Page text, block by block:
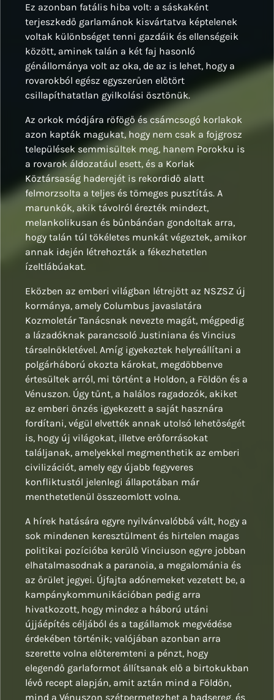
Ez azonban fatális hiba volt: a sáskaként
terjeszkedő garlamánok kisvártatva képtelenek
voltak különbséget tenni gazdáik és ellenségeik
között, aminek talán a két faj hasonló
génállománya volt az oka, de az is lehet, hogy a
rovarokból egész egyszerűen előtört
csillapíthatatlan gyilkolási ösztönük.
Az orkok módjára röfögő és csámcsogó korlakok
azon kapták magukat, hogy nem csak a fojgrosz
települések semmisültek meg, hanem Porokku is
a rovarok áldozatául esett, és a Korlak
Köztársaság haderejét is rekordidő alatt
felmorzsolta a teljes és tömeges pusztítás. A
marunkók, akik távolról érezték mindezt,
melankolikusan és bűnbánóan gondoltak arra,
hogy talán túl tökéletes munkát végeztek, amikor
annak idején létrehozták a fékezhetetlen
ízeltlábúakat.
Eközben az emberi világban létrejött az NSZSZ új
kormánya, amely Columbus javaslatára
Kozmoletár Tanácsnak nevezte magát, mégpedig
a lázadóknak parancsoló Justiniana és Vincius
társelnökletével. Amíg igyekeztek helyreállítani a
polgárháború okozta károkat, megdöbbenve
értesültek arról, mi történt a Holdon, a Földön és a
Vénuszon. Úgy tűnt, a halálos ragadozók, akiket
az emberi önzés igyekezett a saját hasznára
fordítani, végül elvették annak utolsó lehetőségét
is, hogy új világokat, illetve erőforrásokat
találjanak, amelyekkel megmenthetik az emberi
civilizációt, amely egy újabb fegyveres
konfliktustól jelenlegi állapotában már
menthetetlenül összeomlott volna.
A hírek hatására egyre nyilvánvalóbbá vált, hogy a
sok mindenen keresztülment és hirtelen magas
politikai pozícióba kerülő Vinciuson egyre jobban
elhatalmasodnak a paranoia, a megalománia és
az őrület jegyei. Újfajta adónemeket vezetett be, a
kampánykommunikációban pedig arra
hivatkozott, hogy mindez a háború utáni
újjáépítés céljából és a tagállamok megvédése
érdekében történik; valójában azonban arra
szerette volna előteremteni a pénzt, hogy
elegendő garlaformot állítsanak elő a birtokukban
lévő recept alapján, amit aztán mind a Földön,
mind a Vénuszon szétpermetezhet a hadsereg, és